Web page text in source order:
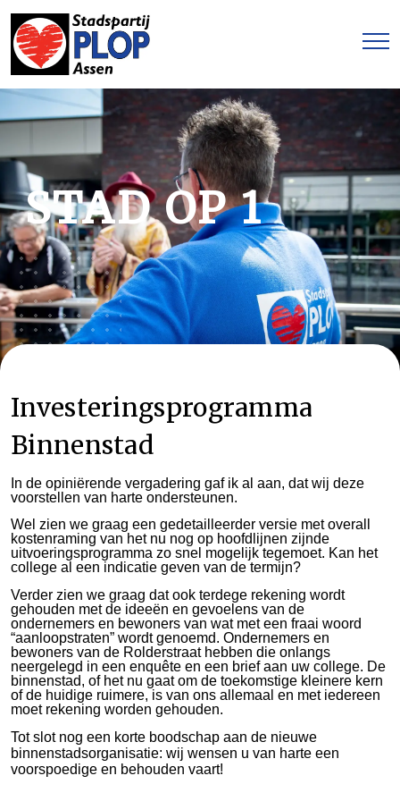
STAD OP 1
Investeringsprogramma
Binnenstad
In de opiniërende vergadering gaf ik al aan, dat wij deze
voorstellen van harte ondersteunen.
Wel zien we graag een gedetailleerder versie met overall
kostenraming van het nu nog op hoofdlijnen zijnde
uitvoeringsprogramma zo snel mogelijk tegemoet. Kan het
college al een indicatie geven van de termijn?
Verder zien we graag dat ook terdege rekening wordt
gehouden met de ideeën en gevoelens van de
ondernemers en bewoners van wat met een fraai woord
“aanloopstraten” wordt genoemd. Ondernemers en
bewoners van de Rolderstraat hebben die onlangs
neergelegd in een enquête en een brief aan uw college. De
binnenstad, of het nu gaat om de toekomstige kleinere kern
of de huidige ruimere, is van ons allemaal en met iedereen
moet rekening worden gehouden.
Tot slot nog een korte boodschap aan de nieuwe
binnenstadsorganisatie: wij wensen u van harte een
voorspoedige en behouden vaart!